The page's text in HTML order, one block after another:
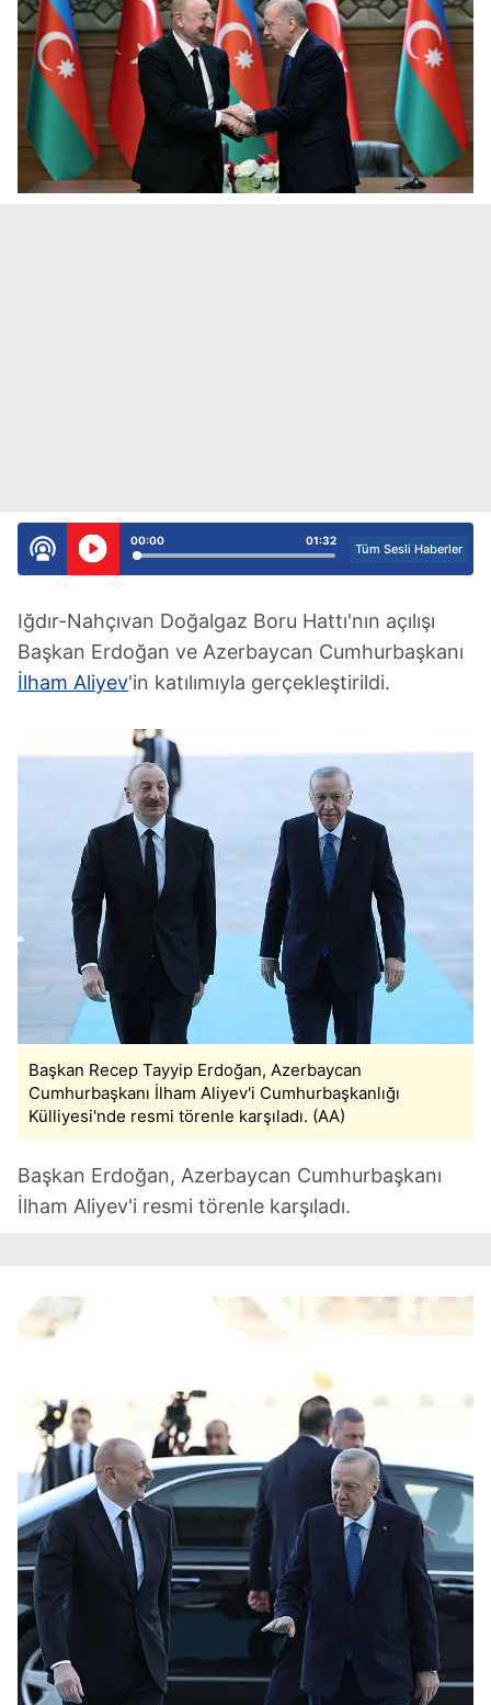
01:32
00:00
Tüm Sesli Haberler
Iğdır-Nahçıvan Doğalgaz Boru Hattı'nın açılışı
Başkan Erdoğan ve Azerbaycan Cumhurbaşkanı
İlham Aliyev'in katılımıyla gerçekleştirildi.
Başkan Recep Tayyip Erdoğan, Azerbaycan
Cumhurbaşkanı İlham Aliyev'i Cumhurbaşkanlığı
Külliyesi'nde resmi törenle karşıladı. (AA)
Başkan Erdoğan, Azerbaycan Cumhurbaşkanı
İlham Aliyev'i resmi törenle karşıladı.